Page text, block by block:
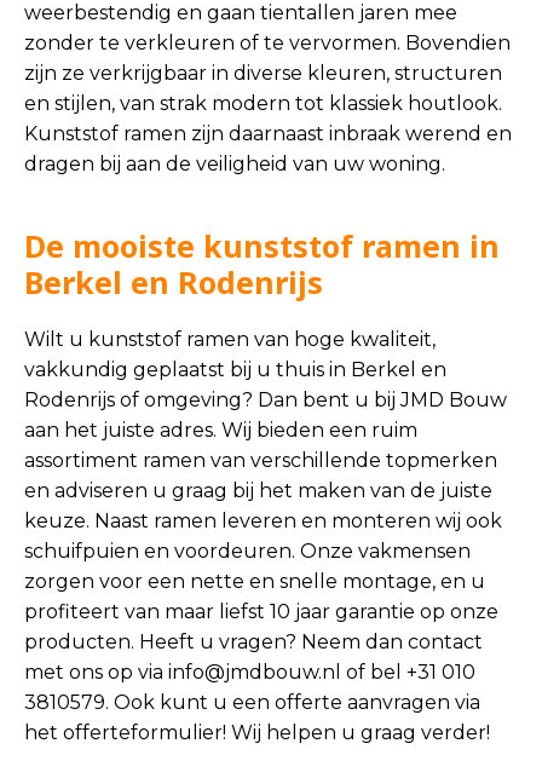
weerbestendig en gaan tientallen jaren mee
zonder te verkleuren of te vervormen. Bovendien
zijn ze verkrijgbaar in diverse kleuren, structuren
en stijlen, van strak modern tot klassiek houtlook.
Kunststof ramen zijn daarnaast inbraak werend en
dragen bij aan de veiligheid van uw woning.
De mooiste kunststof ramen in
Berkel en Rodenrijs
Wilt u kunststof ramen van hoge kwaliteit,
vakkundig geplaatst bij u thuis in Berkel en
Rodenrijs of omgeving? Dan bent u bij JMD Bouw
aan het juiste adres. Wij bieden een ruim
assortiment ramen van verschillende topmerken
en adviseren u graag bij het maken van de juiste
keuze. Naast ramen leveren en monteren wij ook
schuifpuien en voordeuren. Onze vakmensen
zorgen voor een nette en snelle montage, en u
profiteert van maar liefst 10 jaar garantie op onze
producten. Heeft u vragen? Neem dan contact
met ons op via info@jmdbouw.nl of bel +31 010
3810579. Ook kunt u een offerte aanvragen via
het offerteformulier! Wij helpen u graag verder!